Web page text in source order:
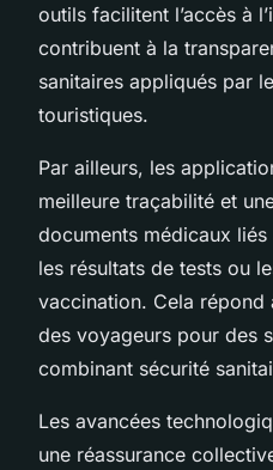
outils facilitent l’accès à
contribuent à la
sanitaires appliqués par
touristiques.
Par ailleurs, les
meilleure traçabilité et
documents médicaux
les résultats de tests ou
vaccination. Cela
des voyageurs pour des
combinant sécurité
Les avancées
une réassurance